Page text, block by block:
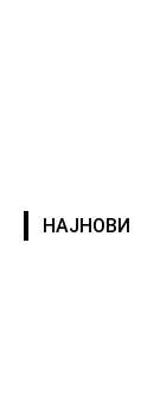
НАЈНОВИ